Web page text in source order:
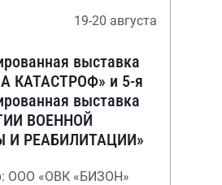
19-20 августа
выставка
КАТАСТРОФ» и 5-я
выставка
ВОЕННОЙ
РЕАБИЛИТАЦИИ»
ООО «ОВК «БИЗОН»